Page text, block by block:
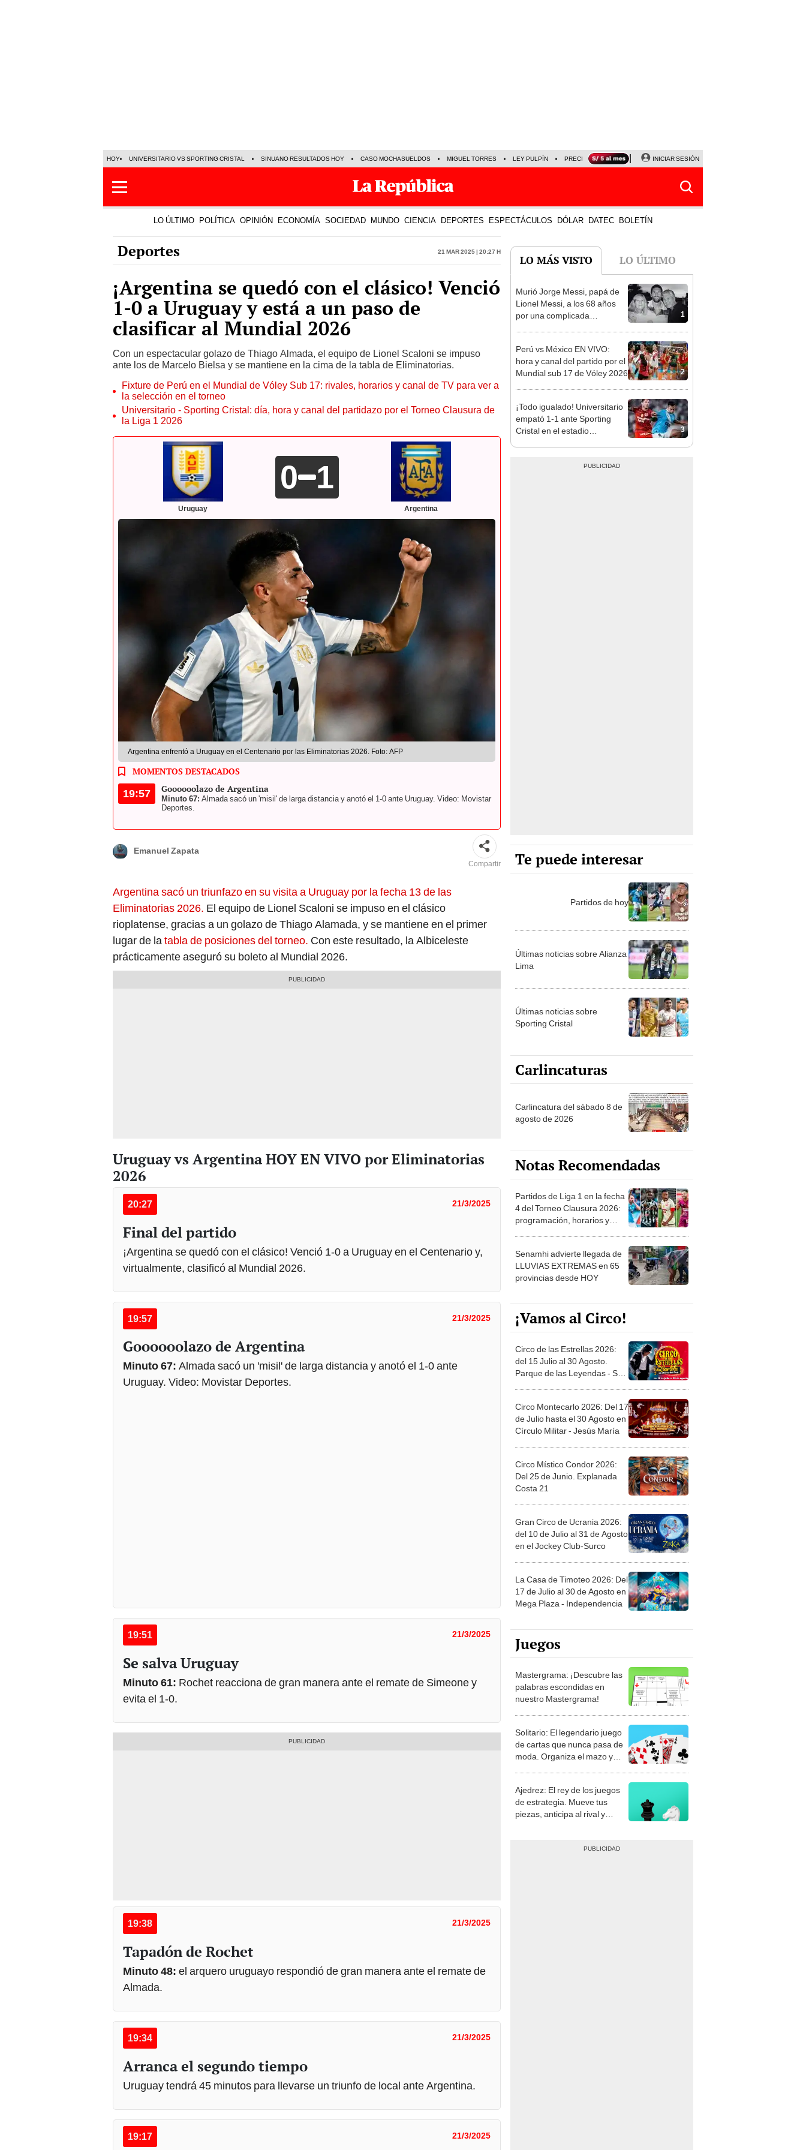
HOY UNIVERSITARIO VS SPORTING CRISTAL SINUANO RESULTADOS HOY CASO MOCHASUELDOS MIGUEL TORRES LEY PULPÍN PRECIO DEL DÓLAR CORTE DE LUZ VIERNES 7 DE AGOSTO
INICIAR SESIÓN
LO ÚLTIMO POLÍTICA OPINIÓN ECONOMÍA SOCIEDAD MUNDO CIENCIA DEPORTES ESPECTÁCULOS DÓLAR DATEC BOLETÍN
Deportes 21 Mar 2025 | 20:27 h
¡Argentina se quedó con el clásico! Venció
1-0 a Uruguay y está a un paso de
clasificar al Mundial 2026
Con un espectacular golazo de Thiago Almada, el equipo de Lionel Scaloni se impuso
ante los de Marcelo Bielsa y se mantiene en la cima de la tabla de Eliminatorias.
Fixture de Perú en el Mundial de Vóley Sub 17: rivales, horarios y canal de TV para ver a
la selección en el torneo
Universitario - Sporting Cristal: día, hora y canal del partidazo por el Torneo Clausura de
la Liga 1 2026
Uruguay
0 1
Argentina
Argentina enfrentó a Uruguay en el Centenario por las Eliminatorias 2026. Foto: AFP
MOMENTOS DESTACADOS
19:57 Goooooolazo de Argentina
Minuto 67: Almada sacó un 'misil' de larga distancia y anotó el 1-0 ante Uruguay. Video: Movistar
Deportes.
Emanuel Zapata
Compartir
Argentina sacó un triunfazo en su visita a Uruguay por la fecha 13 de las
Eliminatorias 2026. El equipo de Lionel Scaloni se impuso en el clásico
rioplatense, gracias a un golazo de Thiago Alamada, y se mantiene en el primer
lugar de la tabla de posiciones del torneo. Con este resultado, la Albiceleste
prácticamente aseguró su boleto al Mundial 2026.
Uruguay vs Argentina HOY EN VIVO por Eliminatorias
2026
20:27 21/3/2025
Final del partido
¡Argentina se quedó con el clásico! Venció 1-0 a Uruguay en el Centenario y,
virtualmente, clasificó al Mundial 2026.
19:57 21/3/2025
Goooooolazo de Argentina
Minuto 67: Almada sacó un 'misil' de larga distancia y anotó el 1-0 ante
Uruguay. Video: Movistar Deportes.
19:51 21/3/2025
Se salva Uruguay
Minuto 61: Rochet reacciona de gran manera ante el remate de Simeone y
evita el 1-0.
19:38 21/3/2025
Tapadón de Rochet
Minuto 48: el arquero uruguayo respondió de gran manera ante el remate de
Almada.
19:34 21/3/2025
Arranca el segundo tiempo
Uruguay tendrá 45 minutos para llevarse un triunfo de local ante Argentina.
19:17 21/3/2025
LO MÁS VISTO LO ÚLTIMO
1
Murió Jorge Messi, papá de
Lionel Messi, a los 68 años
por una complicada
2
Perú vs México EN VIVO:
hora y canal del partido por el
Mundial sub 17 de Vóley 2026
3
¡Todo igualado! Universitario
empató 1-1 ante Sporting
Cristal en el estadio
Te puede interesar
Partidos de hoy
Últimas noticias sobre Alianza
Lima
Últimas noticias sobre
Sporting Cristal
Carlincaturas
Carlincatura del sábado 8 de
agosto de 2026
Notas Recomendadas
Partidos de Liga 1 en la fecha
4 del Torneo Clausura 2026:
programación, horarios y
Senamhi advierte llegada de
LLUVIAS EXTREMAS en 65
provincias desde HOY
¡Vamos al Circo!
Circo de las Estrellas 2026:
del 15 Julio al 30 Agosto.
Parque de las Leyendas - San
Circo Montecarlo 2026: Del 17
de Julio hasta el 30 Agosto en
Círculo Militar - Jesús María
Circo Místico Condor 2026:
Del 25 de Junio. Explanada
Costa 21
Gran Circo de Ucrania 2026:
del 10 de Julio al 31 de Agosto
en el Jockey Club-Surco
La Casa de Timoteo 2026: Del
17 de Julio al 30 de Agosto en
Mega Plaza - Independencia
Juegos
Mastergrama: ¡Descubre las
palabras escondidas en
nuestro Mastergrama!
Solitario: El legendario juego
de cartas que nunca pasa de
moda. Organiza el mazo y
Ajedrez: El rey de los juegos
de estrategia. Mueve tus
piezas, anticipa al rival y